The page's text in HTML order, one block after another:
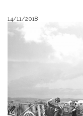
14/11/2018